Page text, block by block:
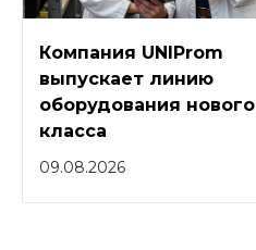
Компания UNIProm
выпускает линию
оборудования нового
класса
09.08.2026